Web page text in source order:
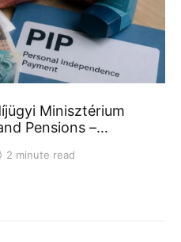
Minisztérium
Pensions –…
2 minute read